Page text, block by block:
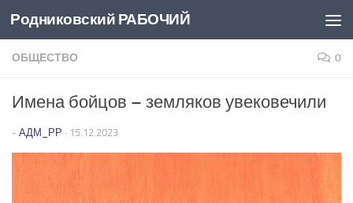
Перейти к содержимому
Родниковский РАБОЧИЙ
ОБЩЕСТВО 0
Имена бойцов – земляков увековечили
- АДМ_РР · 15.12.2023